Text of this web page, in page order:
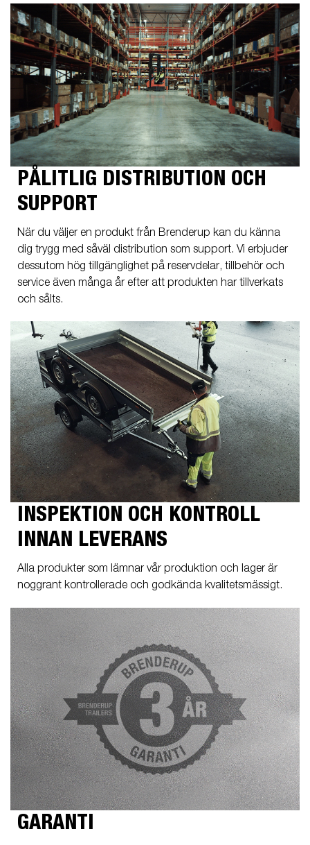
PÅLITLIG DISTRIBUTION OCH
SUPPORT
När du väljer en produkt från Brenderup kan du känna
dig trygg med såväl distribution som support. Vi erbjuder
dessutom hög tillgänglighet på reservdelar, tillbehör och
service även många år efter att produkten har tillverkats
och sålts.
INSPEKTION OCH KONTROLL
INNAN LEVERANS
Alla produkter som lämnar vår produktion och lager är
noggrant kontrollerade och godkända kvalitetsmässigt.
GARANTI